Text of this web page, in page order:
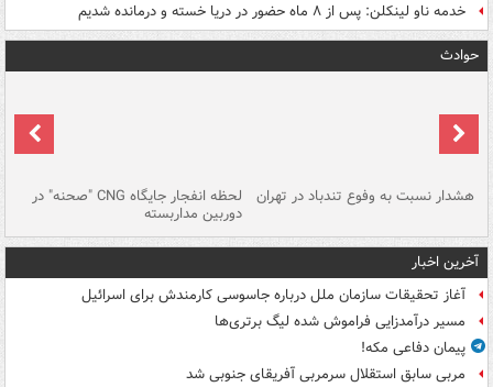
خدمه ناو لینکلن: پس از ۸ ماه حضور در دریا خسته و درمانده‌ شدیم
حوادث
هشدار نسبت به وفوع تندباد در تهران لحظه انفجار جایگاه CNG "صحنه" در
دوربین مداربسته
آخرین اخبار
آغاز تحقیقات سازمان ملل درباره جاسوسی کارمندش برای اسرائیل
مسیر درآمدزایی فراموش شده لیگ برتری‌ها
پیمان دفاعی مکه!
مربی سابق استقلال سرمربی آفریقای جنوبی شد